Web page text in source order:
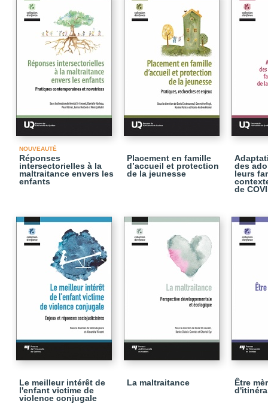
NOUVEAUTÉ
Réponses
intersectorielles à la
maltraitance envers les
enfants
Placement en famille
d’accueil et protection
de la jeunesse
des
leurs
de
Le meilleur intérêt de
l'enfant victime de
violence conjugale
La maltraitance
Être